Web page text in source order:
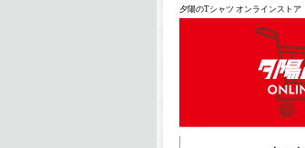
夕陽のTシャツ オンラインストア